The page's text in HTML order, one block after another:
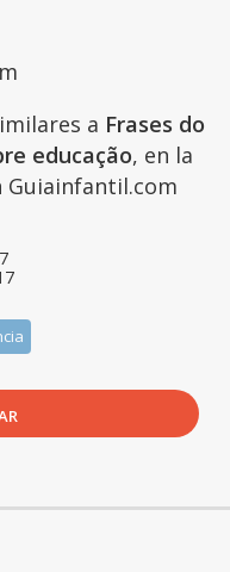
a Frases do
educação, en la
Guiainfantil.com